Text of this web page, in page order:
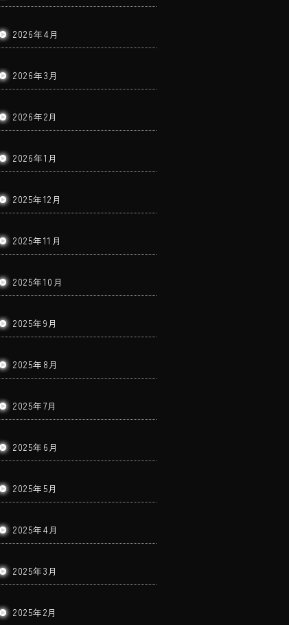
2026年4月
2026年3月
2026年2月
2026年1月
2025年12月
2025年11月
2025年10月
2025年9月
2025年8月
2025年7月
2025年6月
2025年5月
2025年4月
2025年3月
2025年2月